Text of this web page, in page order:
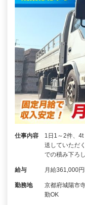
仕事内容
1日1～2件、
送していただ
での積み下ろ
給与 月給361,000
勤務地
京都府城陽市
勤OK